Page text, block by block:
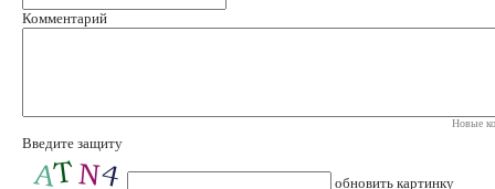
Комментарий
Новые
Введите защиту
обновить картинку